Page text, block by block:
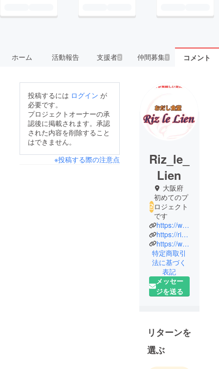
ホーム 活動報告 支援者 2 仲間募集 1 コメント
投稿するには ログイン が
必要です。
プロジェクトオーナーの承
認後に掲載されます。承認
された内容を削除すること
はできません。
※投稿する際の注意点
Riz_le_
Lien
大阪府
初めてのプ
ロジェクト
です
https://www.instagram.com/riz_le_lien?igsh=eXc4d2ZzYjR5ejlq&utm_source=qr
https://rizlelien.com/
https://www.hotpepper.jp/strJ003762649/
特定商取引
法に基づく
表記
メッセー
ジを送る
リターンを
選ぶ